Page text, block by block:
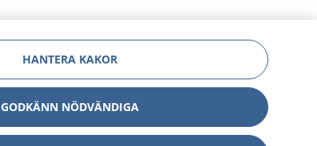
HANTERA KAKOR
GODKÄNN NÖDVÄNDIGA